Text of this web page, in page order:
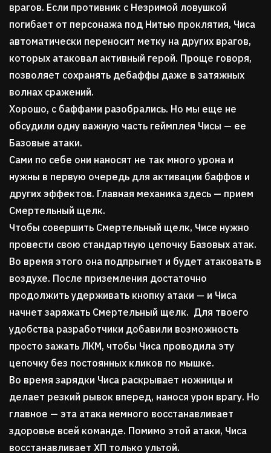
врагов. Если противник с Незримой ловушкой
погибает от персонажа под Нитью проклятия, Чиса
автоматически переносит метку на других врагов,
которых атаковал активный герой. Проще говоря,
позволяет сохранять дебаффы даже в затяжных
волнах сражений.
Хорошо, с баффами разобрались. Но мы еще не
обсудили одну важную часть геймплея Чисы — ее
Базовые атаки.
Сами по себе они наносят не так много урона и
нужны в первую очередь для активации баффов и
других эффектов. Главная механика здесь — прием
Смертельный щелк.
Чтобы совершить Смертельный щелк, Чисе нужно
провести свою стандартную цепочку Базовых атак.
Во время этого она подпрыгнет и будет атаковать в
воздухе. После приземления достаточно
продолжить удерживать кнопку атаки — и Чиса
начнет заряжать Смертельный щелк. Для твоего
удобства разработчики добавили возможность
просто зажать ЛКМ, чтобы Чиса проводила эту
цепочку без постоянных кликов по мышке.
Во время зарядки Чиса раскрывает ножницы и
делает резкий рывок вперед, нанося урон врагу. Но
главное — эта атака немного восстанавливает
здоровье всей команде. Помимо этой атаки, Чиса
восстанавливает ХП только ультой.